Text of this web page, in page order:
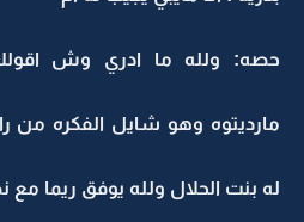
ولله ما ادري وش
وهو شايل الفكره من
بنت الحلال ولله يوفق ريما مع